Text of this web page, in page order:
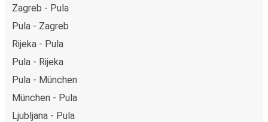
Zagreb - Pula
Pula - Zagreb
Rijeka - Pula
Pula - Rijeka
Pula - München
München - Pula
Ljubljana - Pula